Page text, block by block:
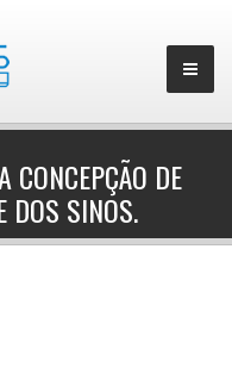
CONCEPÇÃO DE
DOS SINOS.